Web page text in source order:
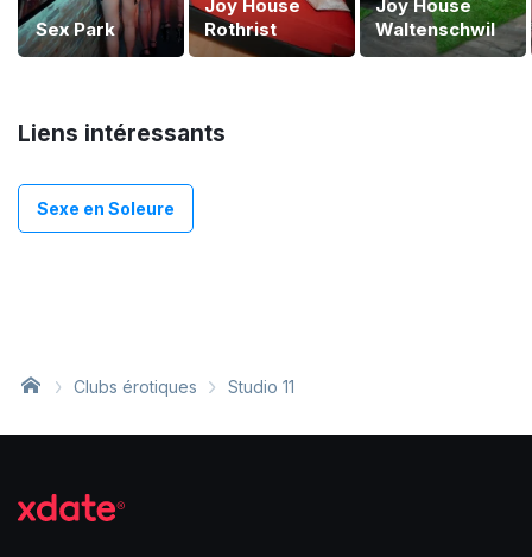
Sex Park
Joy House
Rothrist
Joy House
Waltenschwil
Liens intéressants
Sexe en Soleure
Clubs érotiques Studio 11